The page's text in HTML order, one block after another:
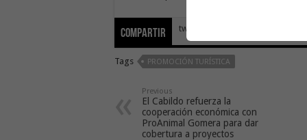
Compartir tweet
Tags PROMOCIÓN TURÍSTICA
Previous
El Cabildo refuerza la
cooperación económica con
ProAnimal Gomera para dar
cobertura a proyectos